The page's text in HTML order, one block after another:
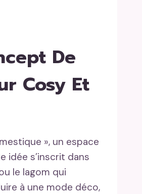
De
Cosy Et
», un espace
idée s’inscrit dans
le lagom qui
à une mode déco,